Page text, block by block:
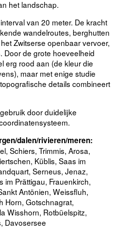
het landschap.
van 20 meter. De kracht
wandelroutes, berghutten
Zwitserse openbaar vervoer,
Door de grote hoeveelheid
erg rood aan (de kleur die
maar met enige studie
details combineert
door duidelijke
dalen/rivieren/meren:
Schiers, Trimmis, Arosa,
Küblis, Saas im
Serneus, Jenaz,
im Prättigau, Frauenkirch,
Antönien, Weissfluh,
Horn, Gotschnagrat,
Wisshorn, Rotbüelspitz,
Davosersee